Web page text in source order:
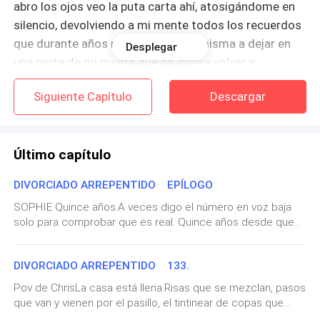
abro los ojos veo la puta carta ahí, atosigándome en
silencio, devolviendo a mi mente todos los recuerdos
que durante años me obligué a mí misma a dejar en
una parte de mi mente que no quiere volver a
recordarlos. Por lo dolorosos que son.
Tengo que tragar grueso para intentar evitar que la
cuerpo, recordando esos tiempos que debia vomitar
—¿Mamá?
pequeño guerrero, me mira con el ceño fruncido
mientras sostiene en sus manos sus botines de
fútbol.
Desplegar
Siguiente Capítulo Descargar
Último capítulo
DIVORCIADO ARREPENTIDO EPÍLOGO
SOPHIE Quince años.A veces digo el número en voz baja
solo para comprobar que es real. Quince años desde que
convertirse en mi para siempre consciente. Quince años
desde que decidimos que nuestro amor no sería una
historia rota, sino una historia reconstruida.Y aquí
estamos.Sigo despertando a su lado.Sigo sintiendo su
DIVORCIADO ARREPENTIDO 133.
Pov de ChrisLa casa está llena.Risas que se mezclan, pasos
que van y vienen por el pasillo, el tintinear de copas que